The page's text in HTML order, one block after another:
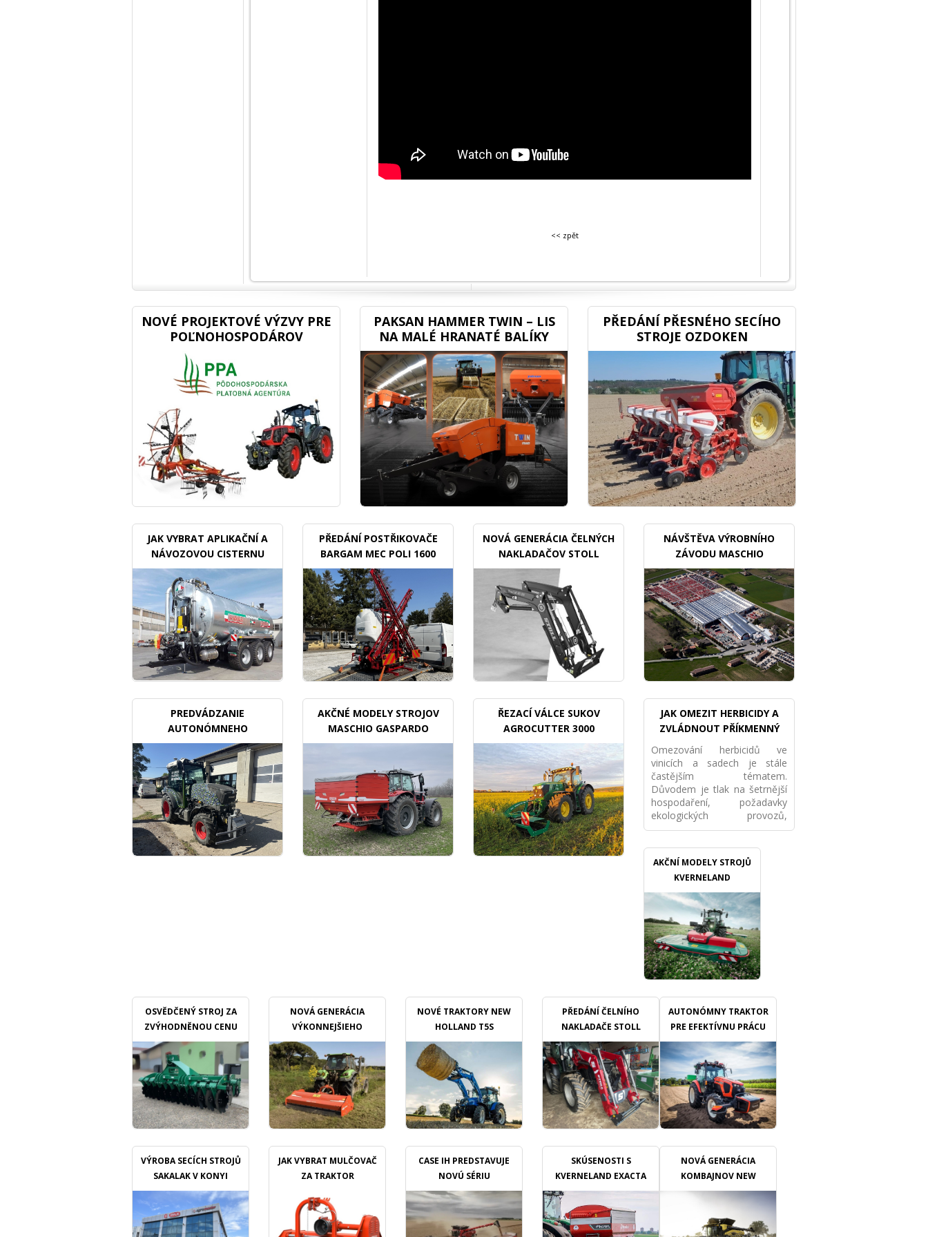
<< zpět
NOVÉ PROJEKTOVÉ VÝZVY PRE
POĽNOHOSPODÁROV
PAKSAN HAMMER TWIN – LIS
NA MALÉ HRANATÉ BALÍKY
PŘEDÁNÍ PŘESNÉHO SECÍHO
STROJE OZDOKEN
JAK VYBRAT APLIKAČNÍ A
NÁVOZOVOU CISTERNU
PŘEDÁNÍ POSTŘIKOVAČE
BARGAM MEC POLI 1600
BDX
NOVÁ GENERÁCIA ČELNÝCH
NAKLADAČOV STOLL
TRACLIFT
NÁVŠTĚVA VÝROBNÍHO
ZÁVODU MASCHIO
GASPARDO
PREDVÁDZANIE
AUTONÓMNEHO
TRAKTORU V SADOCH
AKČNÉ MODELY STROJOV
MASCHIO GASPARDO
ŘEZACÍ VÁLCE SUKOV
AGROCUTTER 3000
JAK OMEZIT HERBICIDY A
ZVLÁDNOUT PŘÍKMENNÝ
PÁS MECHANICKY VE VINICI I
SADU
Omezování herbicidů ve
vinicích a sadech je stále
častějším tématem.
Důvodem je tlak na šetrnější
hospodaření, požadavky
ekologických provozů,
ochrana půdy i snaha snížit
však pouze o to „přestat
stříkat“. Pokud má porost
fungovat dlouhodobě, je
potřeba nastavit celý systém
mechanické údržby
příkmenného pásu.
Příkmenný pás patří mezi
nejnáročnější místa v porostu.
Nachází se v bezprostřední
blízkosti keřů nebo kmenů
révě či ovocným stromům o
vodu a živiny. Zároveň je zde
vyšší riziko poškození kmínků,
kmenů, opěrné konstrukce
nebo kapkové závlahy.
Mechanická práce proto
vyžaduje přesnost, správné
načasování a vhodně
zvolenou techniku.
AKČNÍ MODELY STROJŮ
KVERNELAND
OSVĚDČENÝ STROJ ZA
ZVÝHODNĚNOU CENU
NOVÁ GENERÁCIA
VÝKONNEJŠIEHO
MULČOVAČU
NOVÉ TRAKTORY NEW
HOLLAND T5S
PŘEDÁNÍ ČELNÍHO
NAKLADAČE STOLL
PROFILINE
AUTONÓMNY TRAKTOR
PRE EFEKTÍVNU PRÁCU
VÝROBA SECÍCH STROJŮ
SAKALAK V KONYI
JAK VYBRAT MULČOVAČ
ZA TRAKTOR
CASE IH PREDSTAVUJE
NOVÚ SÉRIU
KOMBAJNOV
SKÚSENOSTI S
KVERNELAND EXACTA
TL GEOSPREAD IDC
NOVÁ GENERÁCIA
KOMBAJNOV NEW
HOLLAND CR10 A CR11